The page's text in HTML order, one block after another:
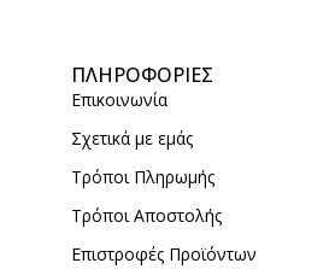
ΠΛΗΡΟΦΟΡΙΕΣ
Επικοινωνία
Σχετικά με εμάς
Τρόποι Πληρωμής
Τρόποι Αποστολής
Επιστροφές Προϊόντων